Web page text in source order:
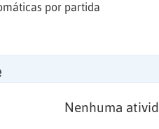
por partida
Nenhuma